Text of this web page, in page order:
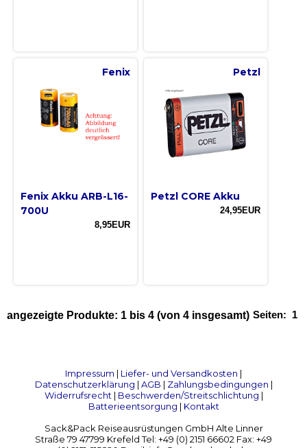
Fenix
Fenix Akku ARB-L16-
700U
8,95EUR
Petzl
Petzl CORE Akku
24,95EUR
Seiten: 1
angezeigte Produkte: 1 bis 4 (von 4 insgesamt)
Impressum | Liefer- und Versandkosten |
Datenschutzerklärung | AGB | Zahlungsbedingungen |
Widerrufsrecht| Beschwerden/Streitschlichtung |
Batterieentsorgung | Kontakt
Sack&Pack Reiseausrüstungen GmbH Alte Linner
Straße 79 47799 Krefeld Tel: +49 (0) 2151 66602 Fax: +49